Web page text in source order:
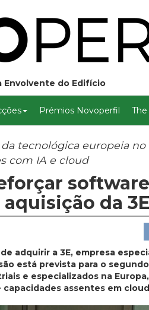
Envolvente do Edifício
Prémios Novoperfil
tecnológica europeia
com IA e cloud
da 3E
adquirir a 3E, empresa
está prevista para o
e especializados na
assentes em